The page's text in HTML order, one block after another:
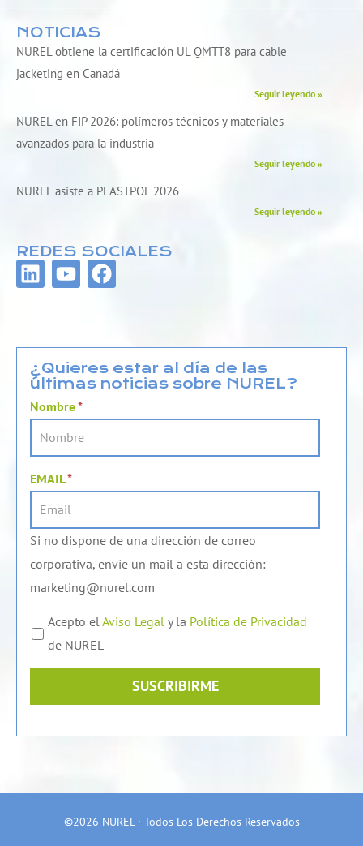
NOTICIAS
NUREL obtiene la certificación UL QMTT8 para cable
jacketing en Canadá
Seguir leyendo »
NUREL en FIP 2026: polímeros técnicos y materiales
avanzados para la industria
Seguir leyendo »
NUREL asiste a PLASTPOL 2026
Seguir leyendo »
REDES SOCIALES
L
i
e
d
i
n
Y
o
u
b
e
F
a
b
o
o
¿Quieres estar al día de las
últimas noticias sobre NUREL?
Nombre*
EMAIL*
Si no dispone de una dirección de correo
corporativa, envíe un mail a esta dirección:
marketing@nurel.com
Acepto el Aviso Legal y la Política de Privacidad
de NUREL
SUSCRIBIRME
©2026 NUREL · Todos Los Derechos Reservados